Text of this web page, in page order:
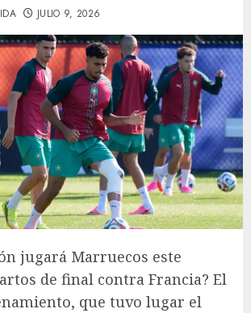
JULIO 9, 2026
jugará Marruecos este
de final contra Francia? El
que tuvo lugar el